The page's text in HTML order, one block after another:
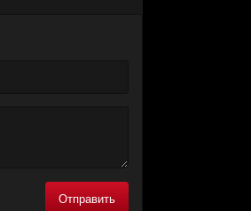
Отправить